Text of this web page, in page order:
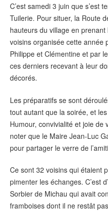
C’est samedi 3 juin que s’est
Tuilerie. Pour situer, la Route
hauteurs du village en
voisins organisée cette année
Philippe et Clémentine et par
ces derniers recevant à leur
décorés.
Les préparatifs se sont
tout autant que la soirée, et
Humour, convivialité et joie
noter que le Maire Jean-Luc
pour partager le verre de
Ce sont 32 voisins qui étaient
pimenter les échanges. C’est
Sorbier de Michau qui avait
framboises dont il ne restât